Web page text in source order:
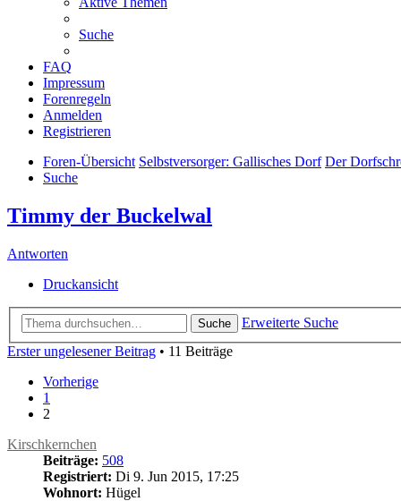
Suche
FAQ
Impressum
Forenregeln
Anmelden
Registrieren
Foren-Übersicht Selbstversorger: Gallisches Dorf Der
Suche
Timmy der Buckelwal
Antworten
Druckansicht
Suche
Erweiterte Suche
Erster ungelesener Beitrag • 11 Beiträge
Vorherige
1
2
Kirschkernchen
Beiträge: 508
Registriert: Di 9. Jun 2015, 17:25
Wohnort: Hügel